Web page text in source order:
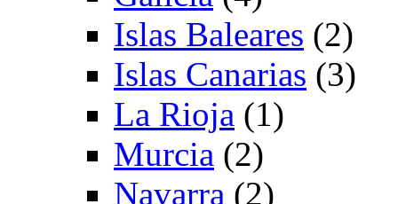
Islas Baleares (2)
Islas Canarias (3)
La Rioja (1)
Murcia (2)
Navarra (2)